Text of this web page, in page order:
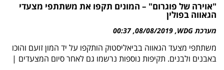
"אוירה של פוגרום" – המונים תקפו את משתתפי מצעדי
הגאווה בפולין
מערכת WDG 08/08/2019
00:37
משתתפי מצעד הגאווה בביאליסטוק הותקפו על יד המון זועם והוכו
באבנים ולבנים. תקיפות נוספות נרשמו גם לאחר סיום המצעדים |